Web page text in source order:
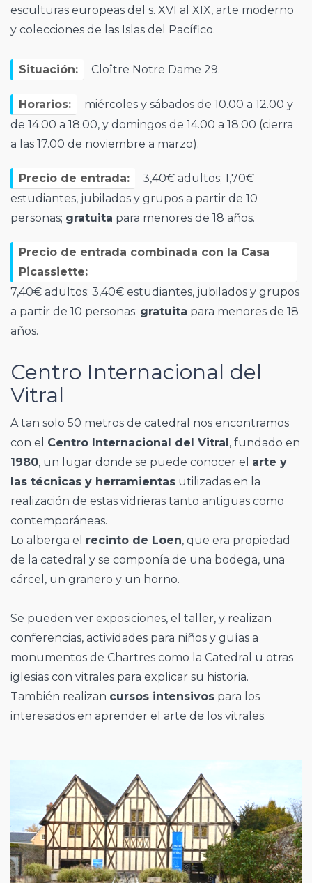
esculturas europeas del s. XVI al XIX, arte moderno
y colecciones de las Islas del Pacífico.
Situación: Cloître Notre Dame 29.
Horarios:
miércoles y sábados de 10.00 a 12.00 y
de 14.00 a 18.00, y domingos de 14.00 a 18.00 (cierra
a las 17.00 de noviembre a marzo).
Precio de entrada:
3,40€ adultos; 1,70€
estudiantes, jubilados y grupos a partir de 10
personas; gratuita para menores de 18 años.
Precio de entrada combinada con la Casa
Picassiette:
7,40€ adultos; 3,40€ estudiantes, jubilados y grupos
a partir de 10 personas; gratuita para menores de 18
años.
Centro Internacional del
Vitral
A tan solo 50 metros de catedral nos encontramos
con el Centro Internacional del Vitral, fundado en
1980, un lugar donde se puede conocer el arte y
las técnicas y herramientas utilizadas en la
realización de estas vidrieras tanto antiguas como
contemporáneas.
Lo alberga el recinto de Loen, que era propiedad
de la catedral y se componía de una bodega, una
cárcel, un granero y un horno.
Se pueden ver exposiciones, el taller, y realizan
conferencias, actividades para niños y guías a
monumentos de Chartres como la Catedral u otras
iglesias con vitrales para explicar su historia.
También realizan cursos intensivos para los
interesados en aprender el arte de los vitrales.